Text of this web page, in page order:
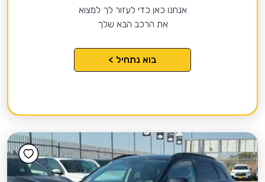
אנחנו כאן כדי לעזור לך למצוא
את הרכב הבא שלך
בוא נתחיל >